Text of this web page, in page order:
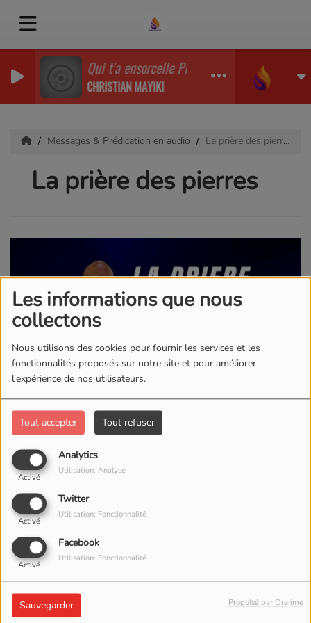
Les informations que nous
collectons
Nous utilisons des cookies pour fournir les services et les
fonctionnalités proposés sur notre site et pour améliorer
l'expérience de nos utilisateurs.
Tout accepter Tout refuser
Analytics
Activé
Utilisation: Analyse
Twitter
Activé
Utilisation: Fonctionnalité
Facebook
Activé
Utilisation: Fonctionnalité
Sauvegarder Propulsé par Orejime
Qui t'a ensorcelle Prière
CHRISTIAN MAYIKI
Messages & Prédication en audio La prière des pierres
La prière des pierres
12 MAI 2026